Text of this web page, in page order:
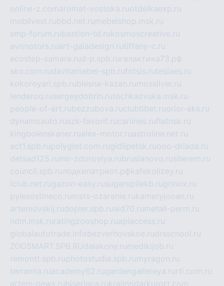
online-z.comaromat-vostoka.ruotdelkaexp.ru
mobilvest.rubbd.net.ru mebelshop.msk.ru
smp-forum.rubastion-td.rukosmoscreative.ru
avrmotors.ruart-galadesign.rutiffany-c.ru
ecostep-samara.rud-p.spb.ru галактика73.рф
sko.com.rudavitamebel-spb.rufotsis.rutesiaes.ru
kokoroyari.spb.rublesna-kazan.ru mossilver.ru
lenderoq.rusergeydobrin.rutochkazvuka.msk.ru
people-of-art.rubezzubova.ruclubtibet.ruorior-aks.ru
dynamoauto.ruszk-favorit.rucarlines.ruflatnsk.ru
kingbolenskaner.rualex-motor.ruastroline.net.ru
act1.spb.rupolyglot.com.rugidlipetsk.ruooo-driada.ru
detsad125.ru mir-zdoroviya.rubruslanovo.rusiterem.ru
council.spb.ruлодкипатриот.рфkafekolizey.ru
iclub.net.rugazon-easy.rusugarepilekb.rugrinox.ru
pylesostineco.ru msts-ozarenie.rukameryjooan.ru
artemovskij.rudopler.spb.ruaid70.ru metall-perm.ru
ndm.msk.ru ratingzooshop.ruapiaccess.ru
globalautotrade.info bezverhovskoe.rudrsschool.ru
ZOOSMART.SPB.RUdalakony.ru medikijob.ru
remontt.spb.ruphotostudia.spb.ru myragon.ru
terramia.ruacademy62.rugardengallereya.ru rti.com.ru
artem-news.rubiserinca.rukrasnodarkurort.com